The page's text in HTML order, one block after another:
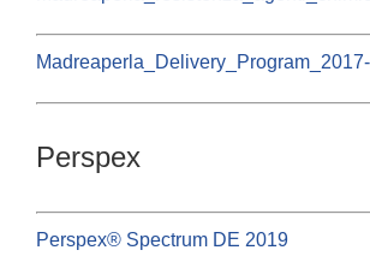
Perspex
Perspex® Spectrum DE 2019